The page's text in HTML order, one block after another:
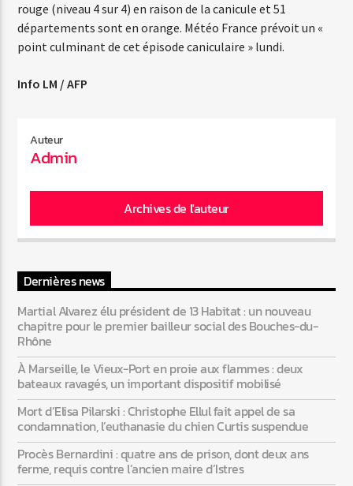
Web-Radio-Années 80
rouge (niveau 4 sur 4) en raison de la canicule et 51
départements sont en orange. Météo France prévoit un «
point culminant de cet épisode caniculaire » lundi.
Info LM / AFP
Auteur
Admin
Archives de l'auteur
Dernières news
Martial Alvarez élu président de 13 Habitat : un nouveau
chapitre pour le premier bailleur social des Bouches-du-
Rhône
À Marseille, le Vieux-Port en proie aux flammes : deux
bateaux ravagés, un important dispositif mobilisé
Mort d’Elisa Pilarski : Christophe Ellul fait appel de sa
condamnation, l’euthanasie du chien Curtis suspendue
Procès Bernardini : quatre ans de prison, dont deux ans
ferme, requis contre l’ancien maire d’Istres